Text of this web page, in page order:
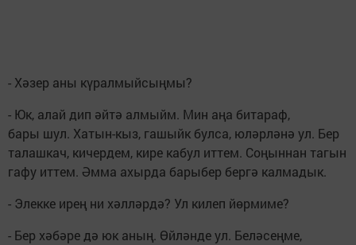
- Хәзер аны күралмыйсыңмы?
- Юк, алай дип әйтә алмыйм. Мин аңа битараф,
бары шул. Хатын-кыз, гашыйк булса, юләрләнә ул. Бер
талашкач, кичердем, кире кабул иттем. Соңыннан тагын
гафу иттем. Әмма ахырда барыбер бергә калмадык.
- Элекке ирең ни хәлләрдә? Ул килеп йөрмиме?
- Бер хәбәре дә юк аның. Өйләнде ул. Беләсеңме,